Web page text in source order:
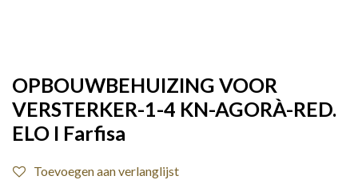
OPBOUWBEHUIZING VOOR
VERSTERKER-1-4 KN-AGORÀ-RED.
ELO I Farfisa
Toevoegen aan verlanglijst